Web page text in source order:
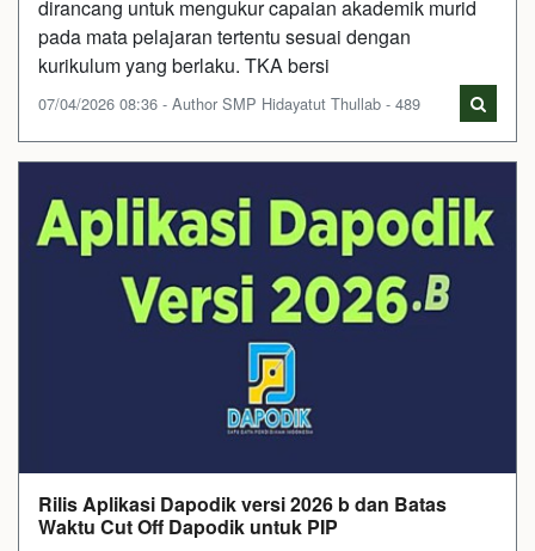
dirancang untuk mengukur capaian akademik murid
pada mata pelajaran tertentu sesuai dengan
kurikulum yang berlaku. TKA bersi
07/04/2026 08:36 - Author SMP Hidayatut Thullab - 489
Rilis Aplikasi Dapodik versi 2026 b dan Batas
Waktu Cut Off Dapodik untuk PIP